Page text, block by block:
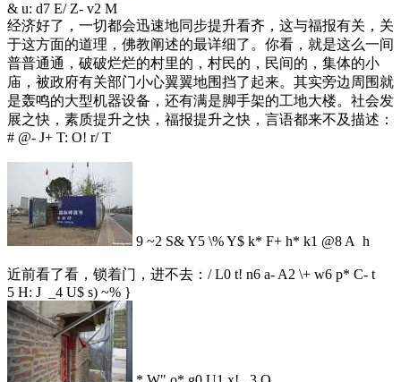
& u: d7 E/ Z- v2 M
经济好了，一切都会迅速地同步提升看齐，这与福报有关，关
于这方面的道理，佛教阐述的最详细了。你看，就是这么一间
普普通通，破破烂烂的村里的，村民的，民间的，集体的小
庙，被政府有关部门小心翼翼地围挡了起来。其实旁边周围就
是轰鸣的大型机器设备，还有满是脚手架的工地大楼。社会发
展之快，素质提升之快，福报提升之快，言语都来不及描述：
# @- J+ T: O! r/ T
9 ~2 S& Y5 \% Y$ k* F+ h* k1 @8 A h
近前看了看，锁着门，进不去： / L0 t! n6 a- A2 \+ w6 p* C- t
5 H: J _4 U$ s) ~% }